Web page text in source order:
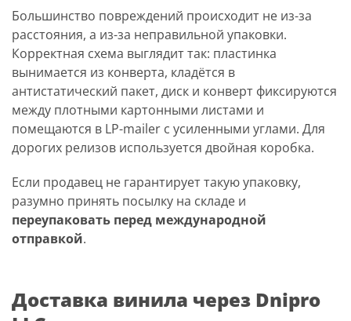
Большинство повреждений происходит не из-за
расстояния, а из-за неправильной упаковки.
Корректная схема выглядит так: пластинка
вынимается из конверта, кладётся в
антистатический пакет, диск и конверт фиксируются
между плотными картонными листами и
помещаются в LP-mailer с усиленными углами. Для
дорогих релизов используется двойная коробка.
Если продавец не гарантирует такую упаковку,
разумно принять посылку на складе и
переупаковать перед международной
отправкой.
Доставка винила через Dnipro